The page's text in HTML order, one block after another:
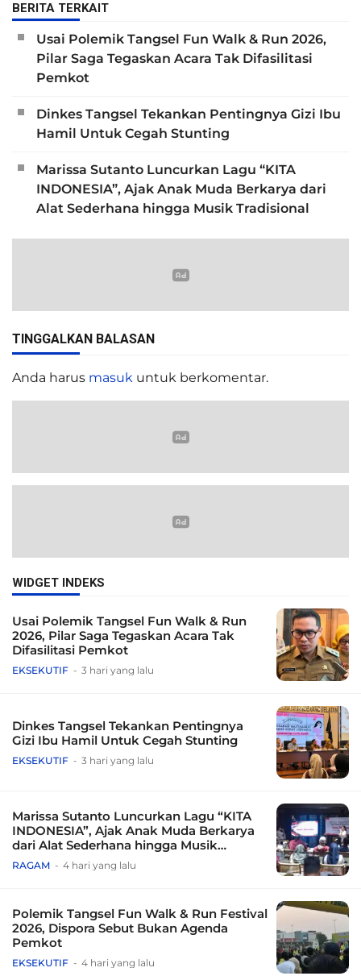
BERITA TERKAIT
Usai Polemik Tangsel Fun Walk & Run 2026,
Pilar Saga Tegaskan Acara Tak Difasilitasi
Pemkot
Dinkes Tangsel Tekankan Pentingnya Gizi Ibu
Hamil Untuk Cegah Stunting
Marissa Sutanto Luncurkan Lagu “KITA
INDONESIA”, Ajak Anak Muda Berkarya dari
Alat Sederhana hingga Musik Tradisional
TINGGALKAN BALASAN
Anda harus masuk untuk berkomentar.
WIDGET INDEKS
Usai Polemik Tangsel Fun Walk & Run
2026, Pilar Saga Tegaskan Acara Tak
Difasilitasi Pemkot
EKSEKUTIF 3 hari yang lalu
Dinkes Tangsel Tekankan Pentingnya
Gizi Ibu Hamil Untuk Cegah Stunting
EKSEKUTIF 3 hari yang lalu
Marissa Sutanto Luncurkan Lagu “KITA
INDONESIA”, Ajak Anak Muda Berkarya
dari Alat Sederhana hingga Musik
Tradisional
RAGAM 4 hari yang lalu
Polemik Tangsel Fun Walk & Run Festival
2026, Dispora Sebut Bukan Agenda
Pemkot
EKSEKUTIF 4 hari yang lalu